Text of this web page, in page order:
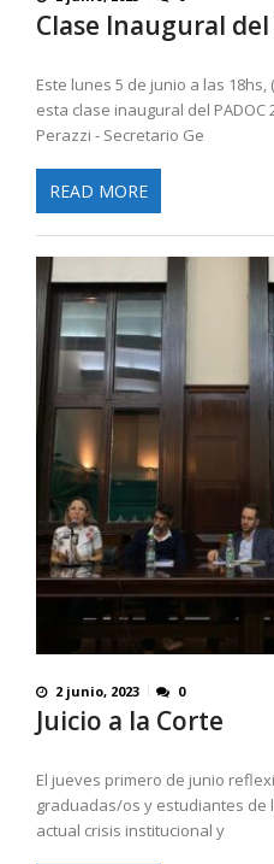
Clase Inaugural del
Este lunes 5 de junio a las
esta clase inaugural del PADOC
Perazzi - Secretario Ge
READ MORE
2 junio, 2023 0
Juicio a la Corte
El jueves primero de junio
graduadas/os y estudiantes de
actual crisis institucional y